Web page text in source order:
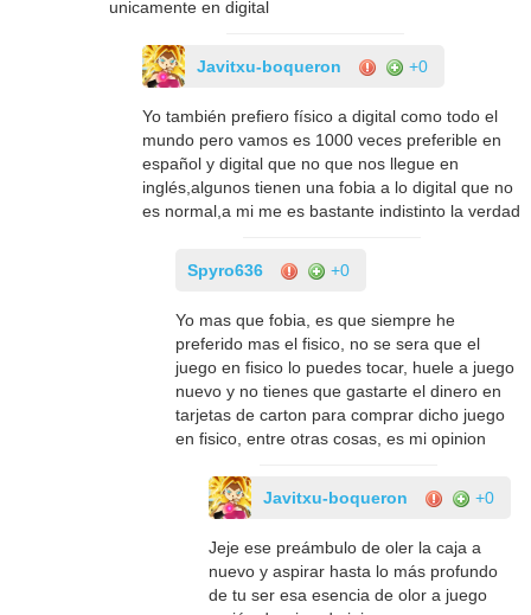
unicamente en digital
Javitxu-boqueron +0
Yo también prefiero físico a digital como todo el
mundo pero vamos es 1000 veces preferible en
español y digital que no que nos llegue en
inglés,algunos tienen una fobia a lo digital que no
es normal,a mi me es bastante indistinto la verdad
Spyro636 +0
Yo mas que fobia, es que siempre he
preferido mas el fisico, no se sera que el
juego en fisico lo puedes tocar, huele a juego
nuevo y no tienes que gastarte el dinero en
tarjetas de carton para comprar dicho juego
en fisico, entre otras cosas, es mi opinion
Javitxu-boqueron +0
Jeje ese preámbulo de oler la caja a
nuevo y aspirar hasta lo más profundo
de tu ser esa esencia de olor a juego